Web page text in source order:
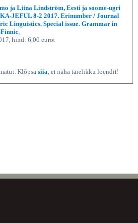
ja Liina Lindström, Eesti ja soome-ugri
JEFUL 8-2 2017. Erinumber / Journal
Linguistics. Special issue. Grammar in
Finnic
hind: 6,00 eurot
Klõpsa siia , et näha täielikku loendit!